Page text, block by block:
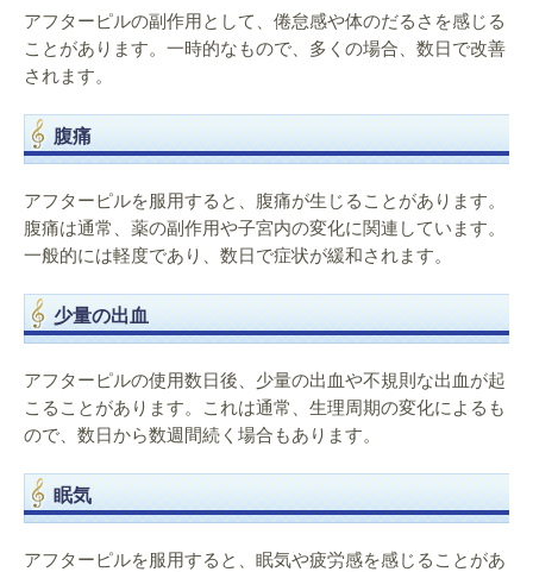
アフターピルの副作用として、倦怠感や体のだるさを感じる
ことがあります。一時的なもので、多くの場合、数日で改善
されます。
腹痛
アフターピルを服用すると、腹痛が生じることがあります。
腹痛は通常、薬の副作用や子宮内の変化に関連しています。
一般的には軽度であり、数日で症状が緩和されます。
少量の出血
アフターピルの使用数日後、少量の出血や不規則な出血が起
こることがあります。これは通常、生理周期の変化によるも
ので、数日から数週間続く場合もあります。
眠気
アフターピルを服用すると、眠気や疲労感を感じることがあ